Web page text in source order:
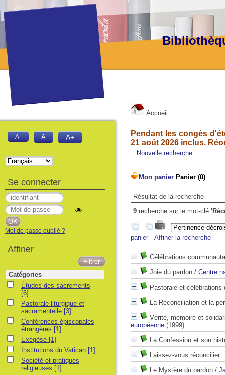
Accueil
Pendant les congés
21 août 2026 inclus.
Nouvelle recherche
Résultat de la recherche
9 recherche sur le mot-clé
panier Affiner la recherche
Célébrations
Joie du pardon / Centre
Pastorale et célébrations
La Réconciliation et la
Vérité, mémoire et
européenne (1999)
La Confession et son
Laissez-vous réconcilier...
Le Mystère du pardon /
A- A A+
Se connecter
Mot de passe oublié ?
Affiner
Catégories
Études des sacrements
Études des sacrements
[6]
Pastorale liturgique et sacramentelle
Pastorale liturgique et
sacramentelle [3]
Conférences épiscopales étrangères
Conférences épiscopales
étrangères [1]
ExégèseExégèse [1]
Institutions du Vatican
Institutions du Vatican [1]
Société et pratiques religieuses
Société et pratiques
religieuses [1]